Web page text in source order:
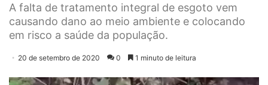
A falta de tratamento integral de esgoto vem
causando dano ao meio ambiente e colocando
em risco a saúde da população.
20 de setembro de 2020 0 1 minuto de leitura